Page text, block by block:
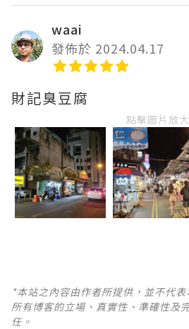
waai
發佈於 2024.04.17
財記臭豆腐
點擊圖片放大
*本站之內容由作者所提供，並不代
所有博客的立場、真實性、準確性及
任。